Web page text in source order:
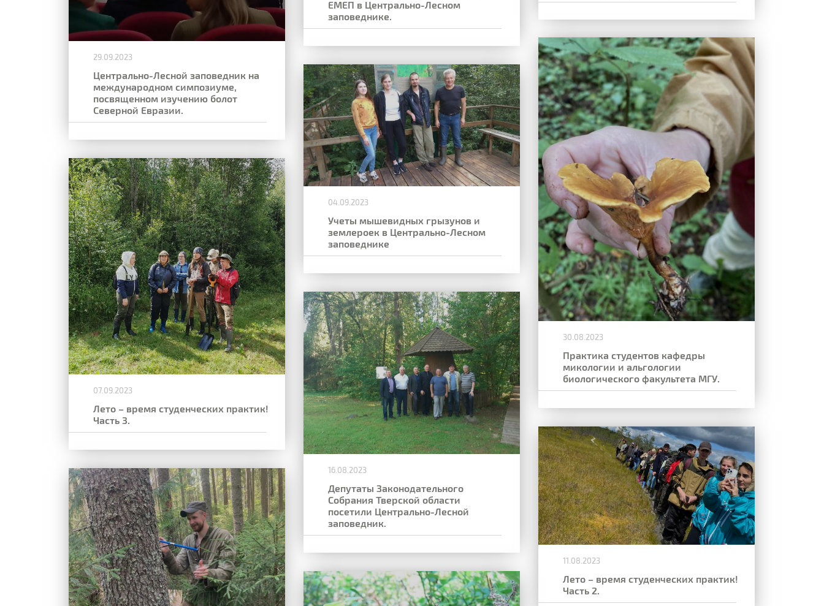
29.09.2023
Центрально-Лесной заповедник на
международном симпозиуме,
посвященном изучению болот
Северной Евразии.
ЕМЕП в Центрально-Лесном
заповеднике.
07.09.2023
Лето – время студенческих практик!
Часть 3.
04.09.2023
Учеты мышевидных грызунов и
землероек в Центрально-Лесном
заповеднике
30.08.2023
Практика студентов кафедры
микологии и альгологии
биологического факультета МГУ.
16.08.2023
Депутаты Законодательного
Собрания Тверской области
посетили Центрально-Лесной
заповедник.
11.08.2023
Лето – время студенческих практик!
Часть 2.